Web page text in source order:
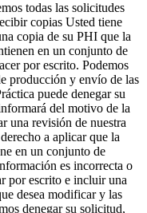
todas las solicitudes
copias Usted tiene
copia de su PHI que la
en un conjunto de
por escrito. Podemos
producción y envío de las
puede denegar su
del motivo de la
una revisión de nuestra
a aplicar que la
en un conjunto de
es incorrecta o
por escrito e incluir una
desea modificar y las
denegar su solicitud,